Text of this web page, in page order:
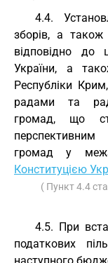
4.4.
зборів, а також
відповідно до
України, а
Республіки
радами та
громад, що
громад у
Конституцією
( Пункт 4.4
4.5. При
податкових